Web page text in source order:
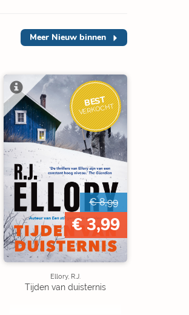
Meer Nieuw binnen
BEST
VERKOCHT
€ 8,99
€ 3,99
Ellory, R.J.
Tijden van duisternis